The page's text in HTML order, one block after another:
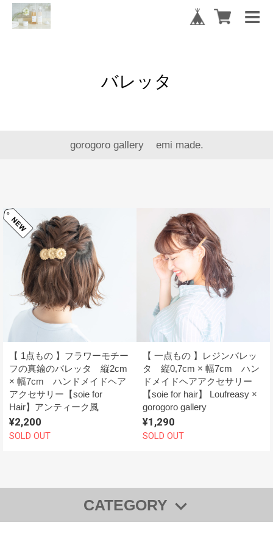
バレッタ
gorogoro gallery emi made.
【 1点もの 】フラワーモチー
フの真鍮のバレッタ 縦2cm
× 幅7cm ハンドメイドヘア
アクセサリー【soie for
Hair】アンティーク風
¥2,200
SOLD OUT
【 一点もの 】レジンバレッ
タ 縦0,7cm × 幅7cm ハン
ドメイドヘアアクセサリー
【soie for hair】 Loufreasy ×
gorogoro gallery
¥1,290
SOLD OUT
CATEGORY
◆【全商品一覧】